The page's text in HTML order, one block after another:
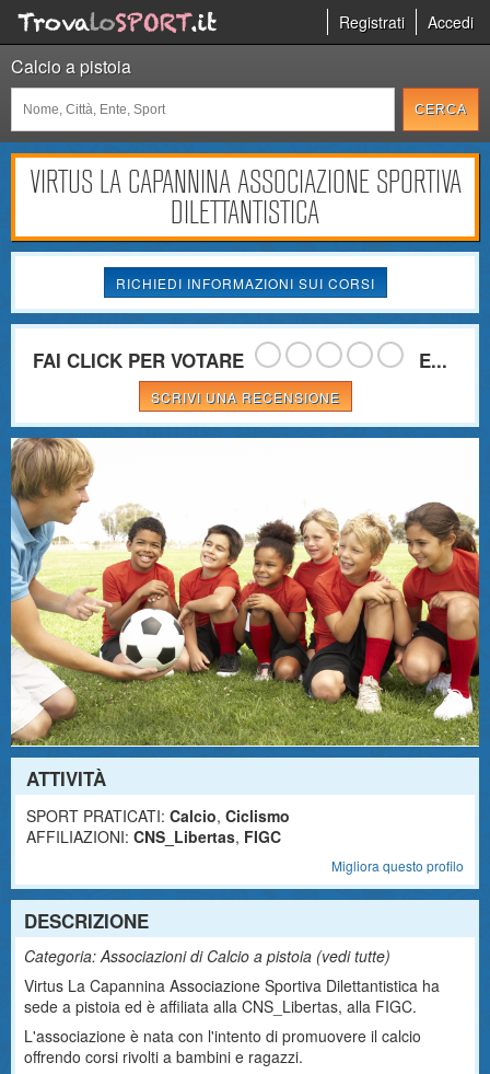
Registrati Accedi
Calcio a pistoia
VIRTUS LA CAPANNINA ASSOCIAZIONE SPORTIVA
DILETTANTISTICA
RICHIEDI INFORMAZIONI SUI CORSI
FAI CLICK PER VOTARE E...
SCRIVI UNA RECENSIONE
ATTIVITÀ
SPORT PRATICATI: Calcio, Ciclismo
AFFILIAZIONI: CNS_Libertas, FIGC
Migliora questo profilo
DESCRIZIONE
Categoria: Associazioni di Calcio a pistoia (vedi tutte)
Virtus La Capannina Associazione Sportiva Dilettantistica ha
sede a pistoia ed è affiliata alla CNS_Libertas, alla FIGC.
L'associazione è nata con l'intento di promuovere il calcio
offrendo corsi rivolti a bambini e ragazzi.